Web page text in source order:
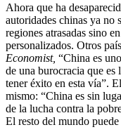
Ahora que ha
autoridades chinas ya no
regiones atrasadas sino
personalizados. Otros
Economist, “China es
de una burocracia que es
tener éxito en esta vía”.
mismo: “China es sin
de la lucha contra la
El resto del mundo